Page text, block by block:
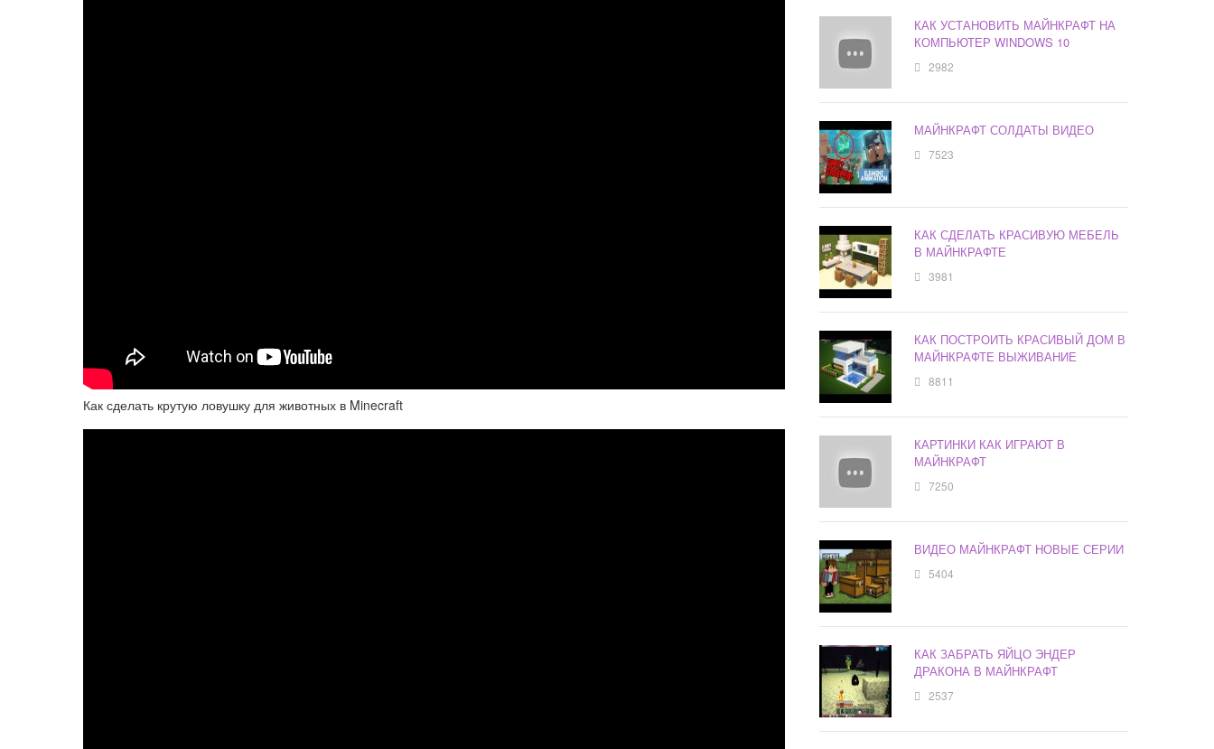
Как сделать крутую ловушку для животных в Minecraft
КАК УСТАНОВИТЬ МАЙНКРАФТ НА
КОМПЬЮТЕР WINDOWS 10
2982
МАЙНКРАФТ СОЛДАТЫ ВИДЕО
7523
КАК СДЕЛАТЬ КРАСИВУЮ МЕБЕЛЬ
В МАЙНКРАФТЕ
3981
КАК ПОСТРОИТЬ КРАСИВЫЙ ДОМ В
МАЙНКРАФТЕ ВЫЖИВАНИЕ
8811
КАРТИНКИ КАК ИГРАЮТ В
МАЙНКРАФТ
7250
ВИДЕО МАЙНКРАФТ НОВЫЕ СЕРИИ
5404
КАК ЗАБРАТЬ ЯЙЦО ЭНДЕР
ДРАКОНА В МАЙНКРАФТ
2537